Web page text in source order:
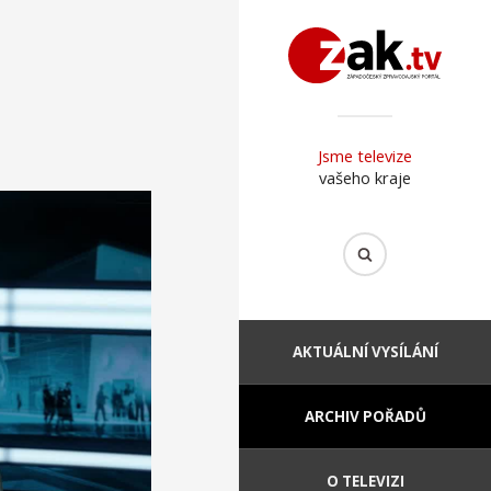
Jsme televize
vašeho kraje
AKTUÁLNÍ VYSÍLÁNÍ
ARCHIV POŘADŮ
O TELEVIZI